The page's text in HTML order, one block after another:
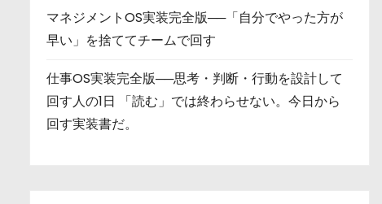
マネジメントOS実装完全版──「自分でやった方が
早い」を捨ててチームで回す
仕事OS実装完全版──思考・判断・行動を設計して
回す人の1日 「読む」では終わらせない。今日から
回す実装書だ。